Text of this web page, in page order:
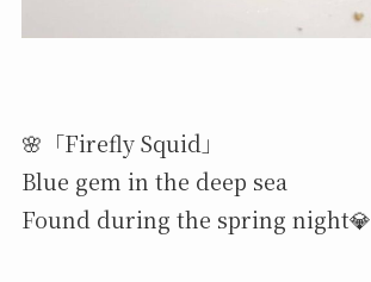
🌸「Firefly Squid」
Blue gem in the deep sea
Found during the spring night💎